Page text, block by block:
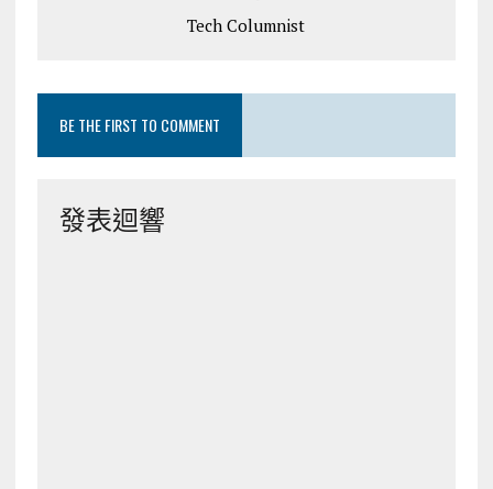
Tech Columnist
BE THE FIRST TO COMMENT
發表迴響